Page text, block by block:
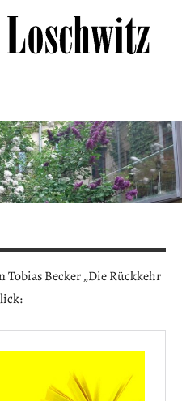
Tobias Becker „Die Rückkehr